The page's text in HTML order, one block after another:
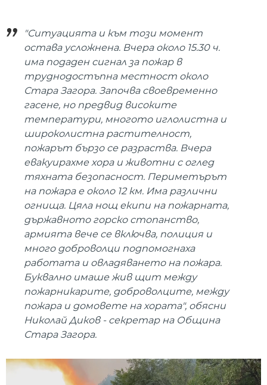
"Ситуацията и към този момент
остава усложнена. Вчера около 15.30 ч.
има подаден сигнал за пожар в
труднодостъпна местност около
Стара Загора. Започва своевременно
гасене, но предвид високите
температури, многото иглолистна и
широколистна растителност,
пожарът бързо се разраства. Вчера
евакуирахме хора и животни с оглед
тяхната безопасност. Периметърът
на пожара е около 12 км. Има различни
огнища. Цяла нощ екипи на пожарната,
държавното горско стопанство,
армията вече се включва, полиция и
много доброволци подпомогнаха
работата и овладяването на пожара.
Буквално имаше жив щит между
пожарникарите, доброволците, между
пожара и домовете на хората", обясни
Николай Диков - секретар на Община
Стара Загора.